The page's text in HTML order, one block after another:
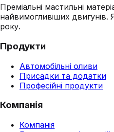
Преміальні мастильні
найвимогливіших двигунів.
року.
Продукти
Автомобільні оливи
Присадки та додатки
Професійні продукти
Компанія
Компанія